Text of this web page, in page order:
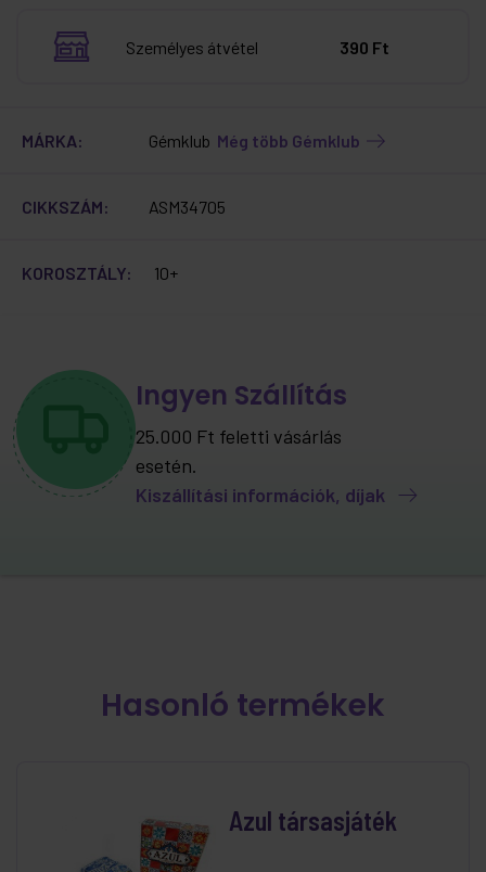
Személyes átvétel 390 Ft
MÁRKA: Gémklub Még több Gémklub
CIKKSZÁM: ASM34705
KOROSZTÁLY: 10+
Ingyen Szállítás
25.000 Ft feletti vásárlás
esetén.
Kiszállítási információk, díjak
Hasonló termékek
Azul társasjáték